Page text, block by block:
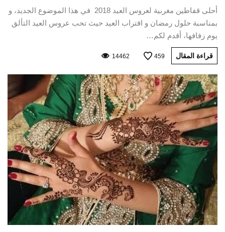
أحلى قفاطين مغربية لعروس العيد 2018 في هذا الموضوع الجديد، و
بمناسبة حلول رمضان و اقتراب العيد حيث تحب عروس العيد التألق
يوم زفافها، أقدم لكم…
قراءة المقال 459
14462